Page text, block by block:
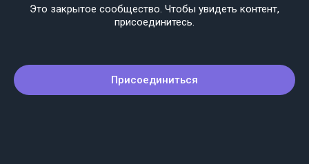
Это закрытое сообщество. Чтобы увидеть контент,
присоединитесь.
Присоединиться